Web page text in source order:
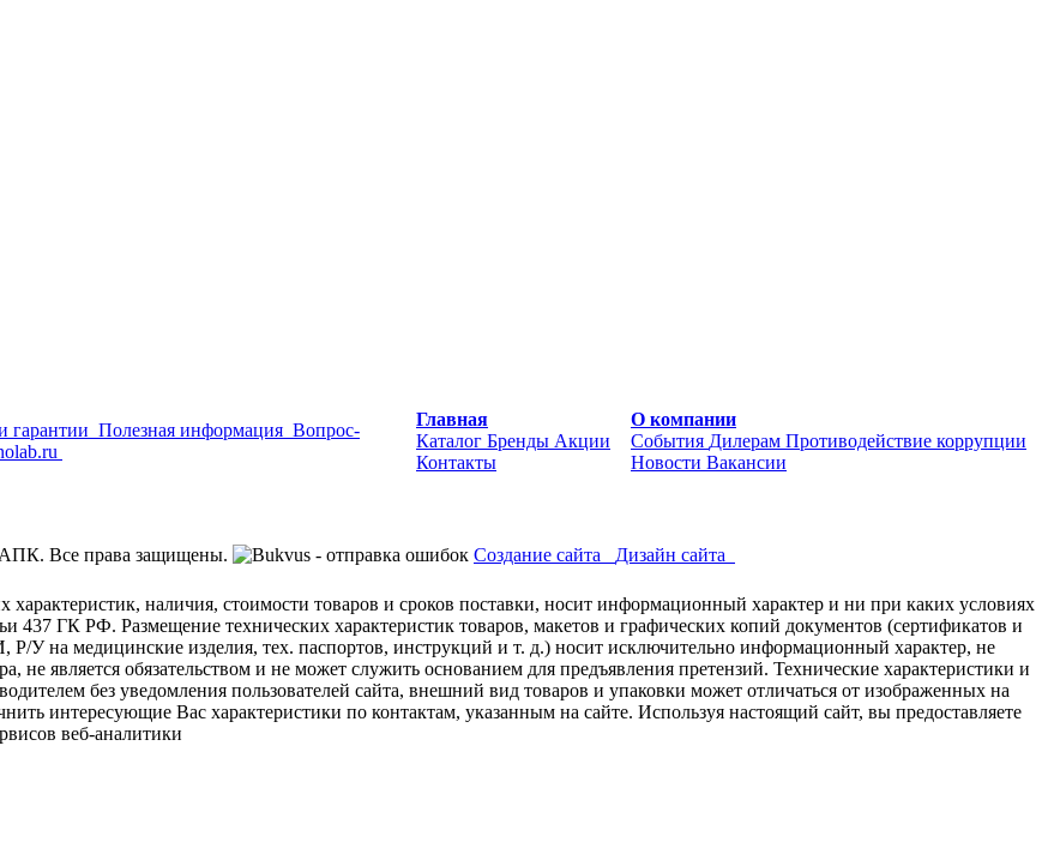
гарантии Полезная информация Вопрос-
Главная
Каталог Бренды Акции
Контакты
О компании
События Дилерам Противодействие коррупции
Новости Вакансии
Все права защищены. Создание сайта Дизайн сайта
характеристик, наличия, стоимости товаров и сроков поставки, носит информационный характер и ни при каких условиях
437 ГК РФ. Размещение технических характеристик товаров, макетов и графических копий документов (сертификатов и
Р/У на медицинские изделия, тех. паспортов, инструкций и т. д.) носит исключительно информационный характер, не
не является обязательством и не может служить основанием для предъявления претензий. Технические характеристики и
без уведомления пользователей сайта, внешний вид товаров и упаковки может отличаться от изображенных на
интересующие Вас характеристики по контактам, указанным на сайте. Используя настоящий сайт, вы предоставляете
веб-аналитики